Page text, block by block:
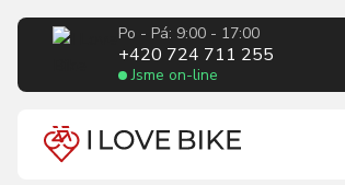
Po - Pá: 9:00 - 17:00
+420 724 711 255
Jsme on-line